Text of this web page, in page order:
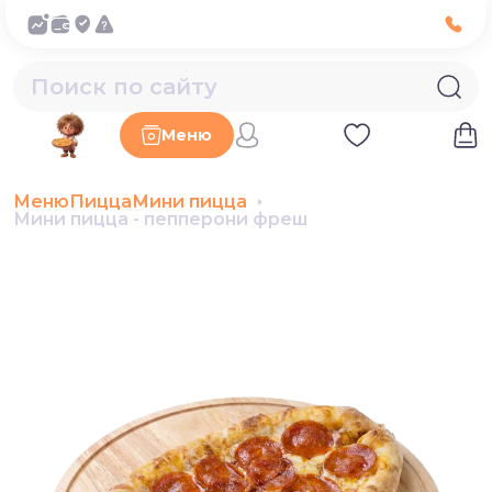
Меню
МенюПиццаМини пицца
Мини пицца - пепперони фреш